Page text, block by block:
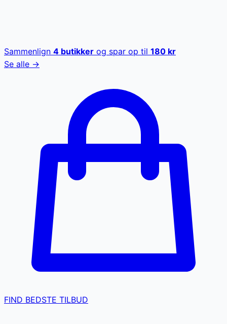
Sammenlign 4 butikker og spar op til 180 kr
Se alle →
FIND BEDSTE TILBUD